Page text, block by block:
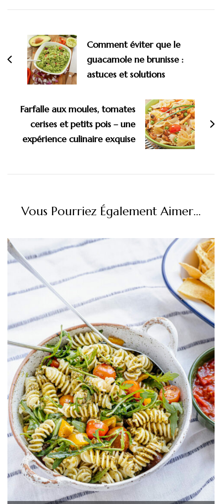
d'article
Comment éviter que le
guacamole ne brunisse :
astuces et solutions
Farfalle aux moules, tomates
cerises et petits pois – une
expérience culinaire exquise
Vous Pourriez Également Aimer...